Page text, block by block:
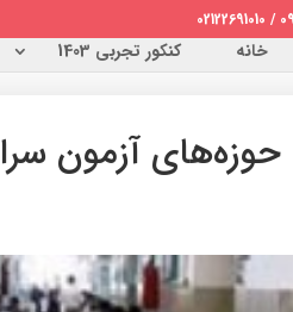
خانه کنکور تجربی 1403
حوزه‌های آزمون